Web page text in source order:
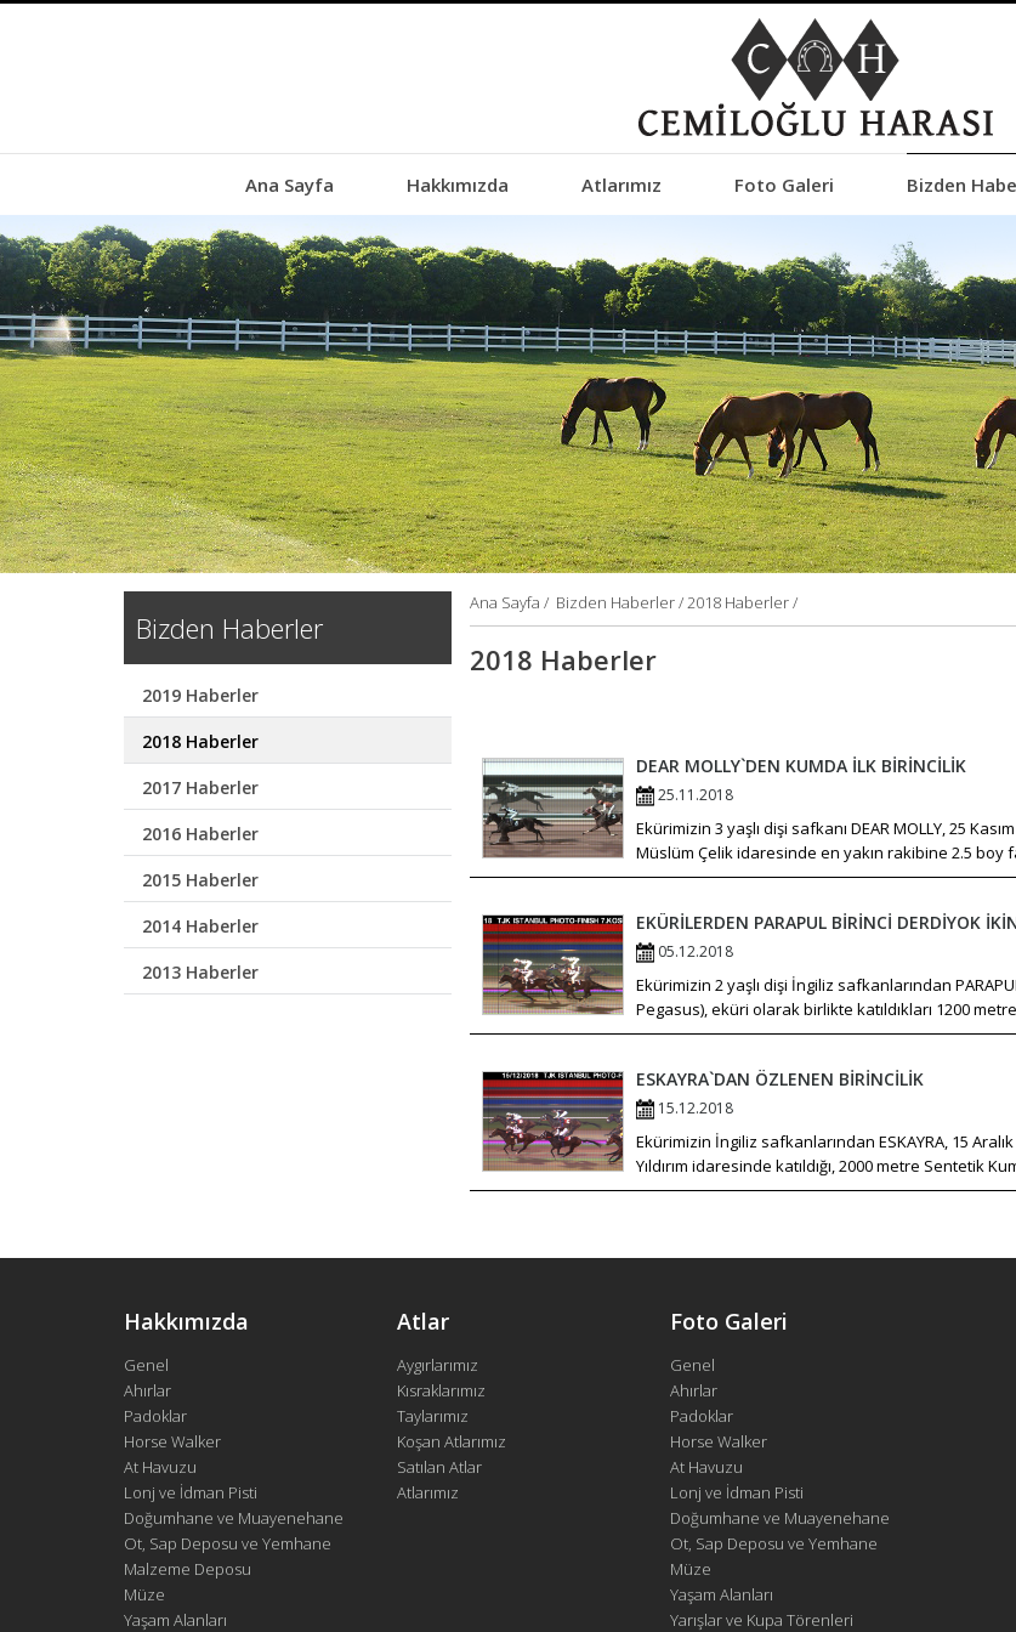
Ana Sayfa Hakkımızda Atlarımız Foto Galeri Bizden
Bizden Haberler
2019 Haberler
2018 Haberler
2017 Haberler
2016 Haberler
2015 Haberler
2014 Haberler
2013 Haberler
Ana Sayfa / Bizden Haberler /2018 Haberler /
2018 Haberler
DEAR MOLLY`DEN KUMDA İLK BİRİNCİLİK
25.11.2018
Ekürimizin 3 yaşlı dişi safkanı DEAR MOLLY, 25
Müslüm Çelik idaresinde en yakın rakibine 2.5 boy
EKÜRİLERDEN PARAPUL BİRİNCİ DERDİYOK
05.12.2018
Ekürimizin 2 yaşlı dişi İngiliz safkanlarından
Pegasus), eküri olarak birlikte katıldıkları 1200
ESKAYRA`DAN ÖZLENEN BİRİNCİLİK
15.12.2018
Ekürimizin İngiliz safkanlarından ESKAYRA, 15
Yıldırım idaresinde katıldığı, 2000 metre Sentetik
Hakkımızda
Genel
Ahırlar
Padoklar
Horse Walker
At Havuzu
Lonj ve İdman Pisti
Doğumhane ve Muayenehane
Ot, Sap Deposu ve Yemhane
Malzeme Deposu
Müze
Yaşam Alanları
Atlar
Aygırlarımız
Kısraklarımız
Taylarımız
Koşan Atlarımız
Satılan Atlar
Atlarımız
Foto Galeri
Genel
Ahırlar
Padoklar
Horse Walker
At Havuzu
Lonj ve İdman Pisti
Doğumhane ve Muayenehane
Ot, Sap Deposu ve Yemhane
Müze
Yaşam Alanları
Yarışlar ve Kupa Törenleri